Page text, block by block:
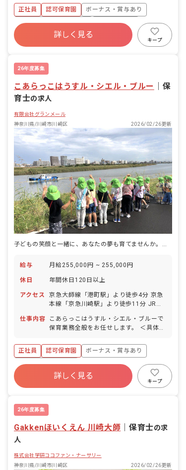
暇とは別に付与） 年末年始休暇（12/29
～1/3） 産休育休制度（取得率100％！
復帰実績もあり） 看護休暇（取得実績あ
り） 介護休暇（取得実績あり）
バス「成就前」下車徒歩3分 ※マイカ
ー・バイク・自転車通勤OK（無料駐輪場
完備） ・川崎駅からのバスの本数も多
く、バス通勤もしやすいです。住宅地内
にあるので帰宅時間帯も人通りが多いで
す。 ・お散歩に行ける公園が近隣にあ
正社員 認可保育園
ボーナス・賞与あり
寮・住宅・家賃補助あり
社会保険完備
退職金制度
残業少なめ
詳しく見る
キープ
26年度募集
こあらっこはうすル・シエル・ブルー
保
育士の求人
有限会社グランメール
神奈川県/川崎市川崎区
2026/02/26更新
給与 月給255,000円 ~ 255,000円
休日 年間休日120日以上
アクセス
京急大師線「港町駅」より徒歩4分 京急
本線「京急川崎駅」より徒歩11分 JR各
仕事内容
こあらっこはうすル・シエル・ブルーで
保育業務全般をお任せします。 ＜具体的
成 クラス通信作成 外遊び 園外へのお散
歩
正社員 認可保育園
ボーナス・賞与あり
年間休日120日以上
寮・住宅・家賃補助あり
社会保険完備
昇給昇進あり
詳しく見る
キープ
26年度募集
Gakkenほいくえん 川崎大師 保育士の求
人
株式会社学研ココファン・ナーサリー
神奈川県/川崎市川崎区
2026/02/26更新